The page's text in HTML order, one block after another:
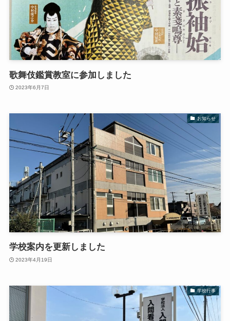
歌舞伎鑑賞教室に参加しました
2023年6月7日
お知らせ
学校案内を更新しました
2023年4月19日
学校行事